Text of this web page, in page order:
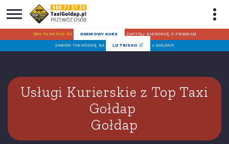
1000 PUNKTÓW TO DARMOWY KURS ZAPYTAJ KIEROWCĘ O PROGRAM
ZAMÓW TAKSÓWKĘ NA LOTNISKO z GOŁDAPI
Usługi Kurierskie z Top Taxi
Gołdap
Gołdap